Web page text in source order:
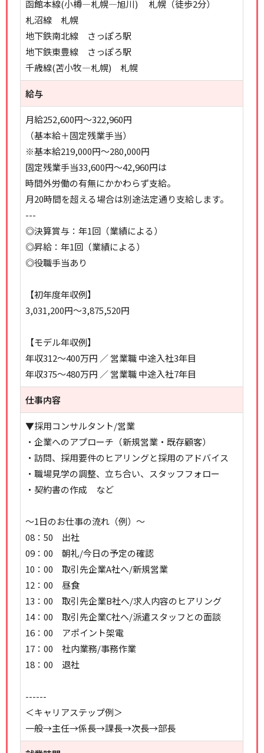
函館本線(小樽―札幌―旭川) 札幌（徒歩2分）
札沼線 札幌
地下鉄南北線 さっぽろ駅
地下鉄東豊線 さっぽろ駅
千歳線(苫小牧―札幌) 札幌
給与
月給252,600円～322,960円
（基本給＋固定残業手当）
※基本給219,000円～280,000円
固定残業手当33,600円～42,960円は
時間外労働の有無にかかわらず支給。
月20時間を超える場合は別途法定通り支給します。
---
◎決算賞与：年1回（業績による）
◎昇給：年1回（業績による）
◎役職手当あり
【初年度年収例】
3,031,200円～3,875,520円
【モデル年収例】
年収312～400万円 ／ 営業職 中途入社3年目
年収375～480万円 ／ 営業職 中途入社7年目
仕事内容
▼採用コンサルタント/営業
・企業へのアプローチ（新規営業・既存顧客）
・訪問、採用要件のヒアリングと採用のアドバイス
・職場見学の調整、立ち合い、スタッフフォロー
・契約書の作成 など
～1日のお仕事の流れ（例）～
08：50 出社
09：00 朝礼/今日の予定の確認
10：00 取引先企業A社へ/新規営業
12：00 昼食
13：00 取引先企業B社へ/求人内容のヒアリング
14：00 取引先企業C社へ/派遣スタッフとの面談
16：00 アポイント架電
17：00 社内業務/事務作業
18：00 退社
------
＜キャリアステップ例＞
一般→主任→係長→課長→次長→部長